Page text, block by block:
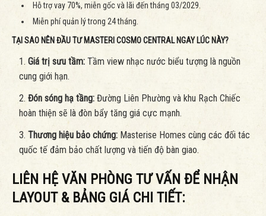
Hỗ trợ vay 70%, miễn gốc và lãi đến tháng 03/2029.
Miễn phí quản lý trong 24 tháng.
TẠI SAO NÊN ĐẦU TƯ MASTERI COSMO CENTRAL NGAY LÚC NÀY?
Giá trị sưu tầm: Tầm view nhạc nước biểu tượng là nguồn
cung giới hạn.
Đón sóng hạ tầng: Đường Liên Phường và khu Rạch Chiếc
hoàn thiện sẽ là đòn bẩy tăng giá cực mạnh.
Thương hiệu bảo chứng: Masterise Homes cùng các đối tác
quốc tế đảm bảo chất lượng và tiến độ bàn giao.
LIÊN HỆ VĂN PHÒNG TƯ VẤN ĐỂ NHẬN
LAYOUT & BẢNG GIÁ CHI TIẾT: